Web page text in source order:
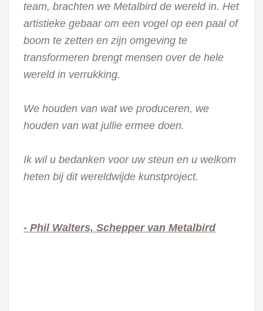
team, brachten we Metalbird de wereld in. Het
artistieke gebaar om een vogel op een paal of
boom te zetten en zijn omgeving te
transformeren brengt mensen over de hele
wereld in verrukking.
We houden van wat we produceren, we
houden van wat jullie ermee doen.
Ik wil u bedanken voor uw steun en u welkom
heten bij dit wereldwijde kunstproject.
- Phil Walters, Schepper van Metalbird